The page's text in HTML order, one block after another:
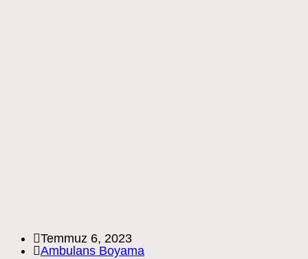
Post
published:
Temmuz 6, 2023
Post
Ambulans Boyama